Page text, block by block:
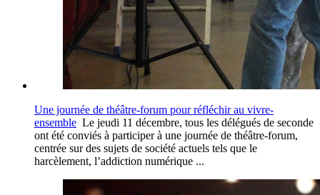
Une journée de théâtre-forum pour réfléchir au vivre-
ensemble Le jeudi 11 décembre, tous les délégués de seconde
ont été conviés à participer à une journée de théâtre-forum,
centrée sur des sujets de société actuels tels que le
harcèlement, l’addiction numérique ...